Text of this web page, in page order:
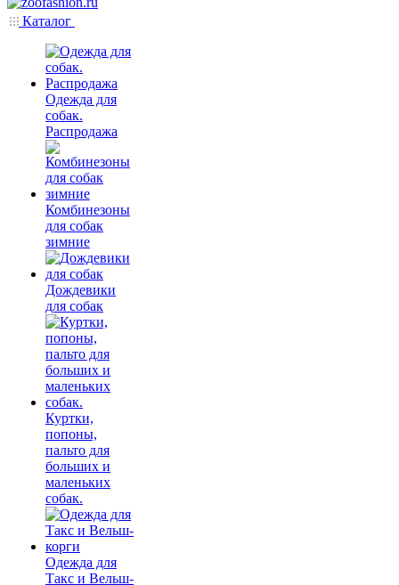
Каталог
Одежда для
собак.
Распродажа
Комбинезоны
для собак
зимние
Дождевики
для собак
Куртки,
попоны,
пальто для
больших и
маленьких
собак.
Одежда для
Такс и Вельш-